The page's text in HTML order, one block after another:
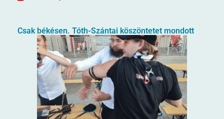
Csak békésen. Tóth-Szántai köszöntetet mondott